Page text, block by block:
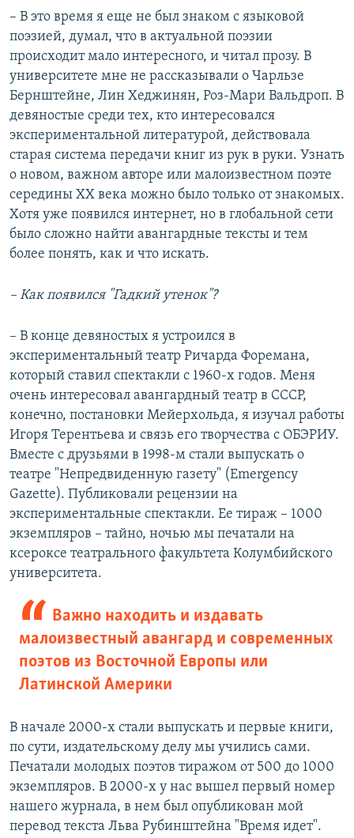
– В это время я еще не был знаком с языковой
поэзией, думал, что в актуальной поэзии
происходит мало интересного, и читал прозу. В
университете мне не рассказывали о Чарльзе
Бернштейне, Лин Хеджинян, Роз-Мари Вальдроп. В
девяностые среди тех, кто интересовался
экспериментальной литературой, действовала
старая система передачи книг из рук в руки. Узнать
о новом, важном авторе или малоизвестном поэте
середины XX века можно было только от знакомых.
Хотя уже появился интернет, но в глобальной сети
было сложно найти авангардные тексты и тем
более понять, как и что искать.
– Как появился "Гадкий утенок"?
– В конце девяностых я устроился в
экспериментальный театр Ричарда Форемана,
который ставил спектакли с 1960-х годов. Меня
очень интересовал авангардный театр в СССР,
конечно, постановки Мейерхольда, я изучал работы
Игоря Терентьева и связь его творчества с ОБЭРИУ.
Вместе с друзьями в 1998-м стали выпускать о
театре "Непредвиденную газету" (Emergency
Gazette). Публиковали рецензии на
экспериментальные спектакли. Ее тираж – 1000
экземпляров – тайно, ночью мы печатали на
ксероксе театрального факультета Колумбийского
университета.
Важно находить и издавать
малоизвестный авангард и современных
поэтов из Восточной Европы или
Латинской Америки
В начале 2000-х стали выпускать и первые книги,
по сути, издательскому делу мы учились сами.
Печатали молодых поэтов тиражом от 500 до 1000
экземпляров. В 2000-х у нас вышел первый номер
нашего журнала, в нем был опубликован мой
перевод текста Льва Рубинштейна "Время идет".